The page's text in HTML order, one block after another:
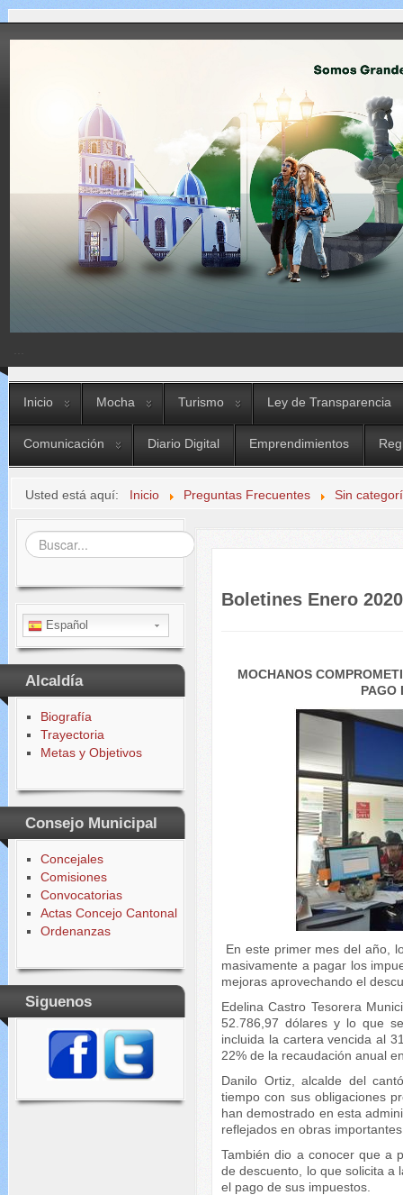
Inicio Mocha Turismo Ley de Transparencia
Comunicación Diario Digital Emprendimientos
Usted está aquí: Inicio Preguntas Frecuentes Sin
Buscar...
Español
Alcaldía
Biografía
Trayectoria
Metas y Objetivos
Consejo Municipal
Concejales
Comisiones
Convocatorias
Actas Concejo Cantonal
Ordenanzas
Siguenos
Boletines Enero 2020
MOCHANOS
PAGO
En este primer mes del año,
masivamente a pagar los
mejoras aprovechando el
Edelina Castro Tesorera
52.786,97 dólares y lo que
incluida la cartera vencida al
22% de la recaudación anual
Danilo Ortiz, alcalde del
tiempo con sus obligaciones
han demostrado en esta
reflejados en obras
También dio a conocer que a
de descuento, lo que solicita a
el pago de sus impuestos.